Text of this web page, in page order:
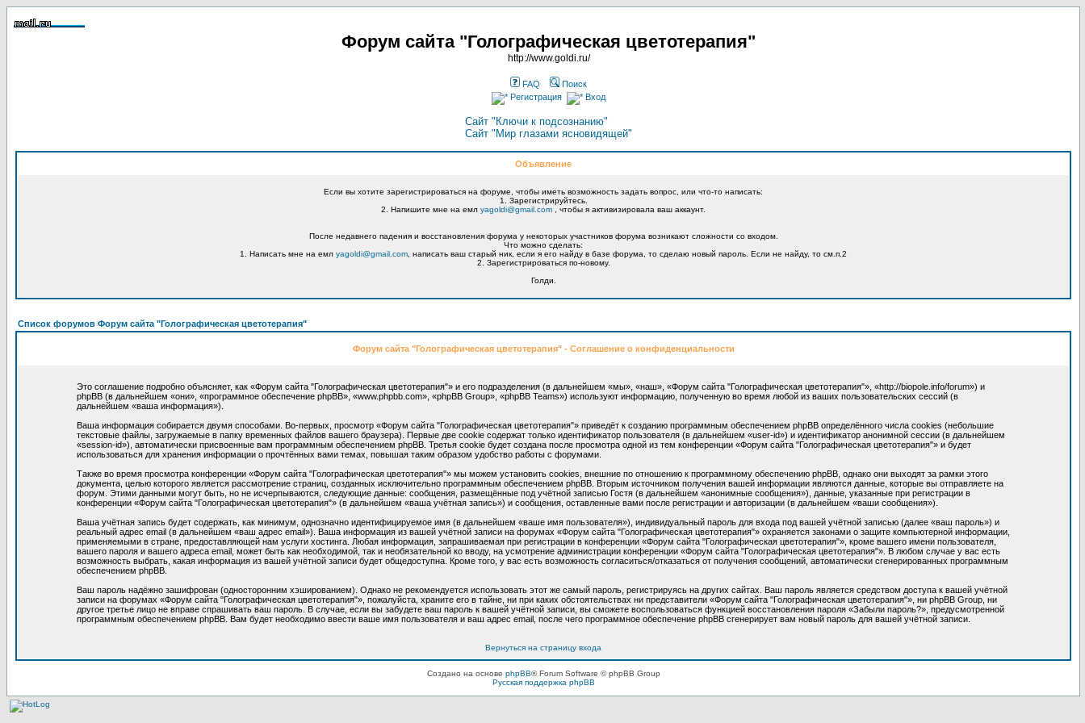
Форум сайта "Голографическая цветотерапия"
http://www.goldi.ru/
FAQ
Поиск
Регистрация
Вход
Сайт "Ключи к подсознанию"
Сайт "Мир глазами ясновидящей"
Объявление
Если вы хотите зарегистрироваться на форуме, чтобы иметь возможность задать вопрос, или что-то написать:
1. Зарегистрируйтесь.
2. Напишите мне на емл yagoldi@gmail.com , чтобы я активизировала ваш аккаунт.
После недавнего падения и восстановления форума у некоторых участников форума возникают сложности со входом.
Что можно сделать:
1. Написать мне на емл yagoldi@gmail.com , написать ваш старый ник, если я его найду в базе форума, то сделаю новый пароль. Если не найду, то см.п.2
2. Зарегистрироваться по-новому.
Голди.
Список форумов Форум сайта "Голографическая цветотерапия"
Форум сайта "Голографическая цветотерапия" - Соглашение о конфиденциальности
Это соглашение подробно объясняет, как «Форум сайта "Голографическая цветотерапия"» и его подразделения (в дальнейшем «мы», «наш», «Форум сайта "Голографическая цветотерапия"», «http://biopole.info/forum») и
phpBB (в дальнейшем «они», «программное обеспечение phpBB», «www.phpbb.com», «phpBB Group», «phpBB Teams») используют информацию, полученную во время любой из ваших пользовательских сессий (в
дальнейшем «ваша информация»).
Ваша информация собирается двумя способами. Во-первых, просмотр «Форум сайта "Голографическая цветотерапия"» приведёт к созданию программным обеспечением phpBB определённого числа cookies (небольшие
текстовые файлы, загружаемые в папку временных файлов вашего браузера). Первые две cookie содержат только идентификатор пользователя (в дальнейшем «user-id») и идентификатор анонимной сессии (в дальнейшем
«session-id»), автоматически присвоенные вам программным обеспечением phpBB. Третья cookie будет создана после просмотра одной из тем конференции «Форум сайта "Голографическая цветотерапия"» и будет
использоваться для хранения информации о прочтённых вами темах, повышая таким образом удобство работы с форумами.
Также во время просмотра конференции «Форум сайта "Голографическая цветотерапия"» мы можем установить cookies, внешние по отношению к программному обеспечению phpBB, однако они выходят за рамки этого
документа, целью которого является рассмотрение страниц, созданных исключительно программным обеспечением phpBB. Вторым источником получения вашей информации являются данные, которые вы отправляете на
форум. Этими данными могут быть, но не исчерпываются, следующие данные: сообщения, размещённые под учётной записью Гостя (в дальнейшем «анонимные сообщения»), данные, указанные при регистрации в
конференции «Форум сайта "Голографическая цветотерапия"» (в дальнейшем «ваша учётная запись») и сообщения, оставленные вами после регистрации и авторизации (в дальнейшем «ваши сообщения»).
Ваша учётная запись будет содержать, как минимум, однозначно идентифицируемое имя (в дальнейшем «ваше имя пользователя»), индивидуальный пароль для входа под вашей учётной записью (далее «ваш пароль») и
реальный адрес email (в дальнейшем «ваш адрес email»). Ваша информация из вашей учётной записи на форумах «Форум сайта "Голографическая цветотерапия"» охраняется законами о защите компьютерной информации,
применяемыми в стране, предоставляющей нам услуги хостинга. Любая информация, запрашиваемая при регистрации в конференции «Форум сайта "Голографическая цветотерапия"», кроме вашего имени пользователя,
вашего пароля и вашего адреса email, может быть как необходимой, так и необязательной ко вводу, на усмотрение администрации конференции «Форум сайта "Голографическая цветотерапия"». В любом случае у вас есть
возможность выбрать, какая информация из вашей учётной записи будет общедоступна. Кроме того, у вас есть возможность согласиться/отказаться от получения сообщений, автоматически сгенерированных программным
обеспечением phpBB.
Ваш пароль надёжно зашифрован (односторонним хэшированием). Однако не рекомендуется использовать этот же самый пароль, регистрируясь на других сайтах. Ваш пароль является средством доступа к вашей учётной
записи на форумах «Форум сайта "Голографическая цветотерапия"», пожалуйста, храните его в тайне, ни при каких обстоятельствах ни представители «Форум сайта "Голографическая цветотерапия"», ни phpBB Group, ни
другое третье лицо не вправе спрашивать ваш пароль. В случае, если вы забудете ваш пароль к вашей учётной записи, вы сможете воспользоваться функцией восстановления пароля «Забыли пароль?», предусмотренной
программным обеспечением phpBB. Вам будет необходимо ввести ваше имя пользователя и ваш адрес email, после чего программное обеспечение phpBB сгенерирует вам новый пароль для вашей учётной записи.
Вернуться на страницу входа
Создано на основе phpBB® Forum Software © phpBB Group
Русская поддержка phpBB